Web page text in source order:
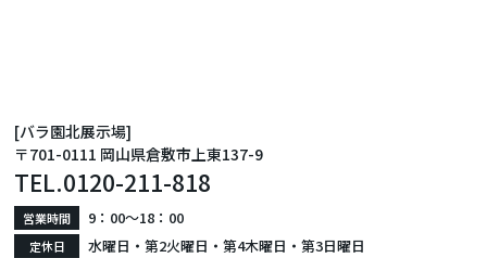
[バラ園北展示場]
〒701-0111 岡山県倉敷市上東137-9
TEL.0120-211-818
営業時間 9：00〜18：00
定休日 水曜日・第2火曜日・第4木曜日・第3日曜日